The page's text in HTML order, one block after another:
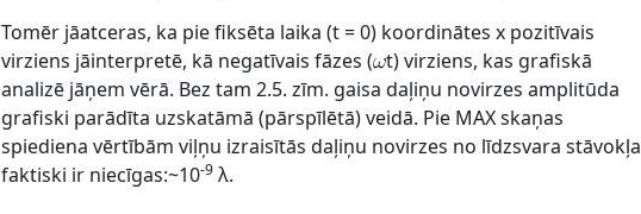
Tomēr jāatceras, ka pie fiksēta laika (t = 0) koordinātes x pozitīvais
virziens jāinterpretē, kā negatīvais fāzes ( t) virziens, kas grafiskā
analizē jāņem vērā. Bez tam 2.5. zīm. gaisa daļiņu novirzes amplitūda
grafiski parādīta uzskatāmā (pārspīlētā) veidā. Pie MAX skaņas
spiediena vērtībām viļņu izraisītās daļiņu novirzes no līdzsvara stāvokļa
faktiski ir niecīgas:~10-9λ.